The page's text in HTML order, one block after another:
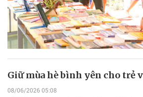
Giữ mùa hè bình yên cho trẻ
08/06/2026 05:08